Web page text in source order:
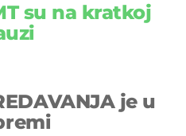
su na kratkoj
je u